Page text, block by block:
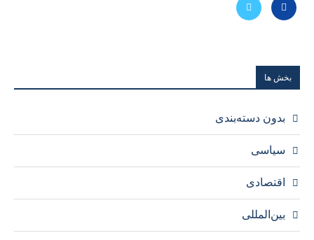
بخش ها
بدون دسته‌بندی
سیاسی
اقتصادی
بین‌المللی